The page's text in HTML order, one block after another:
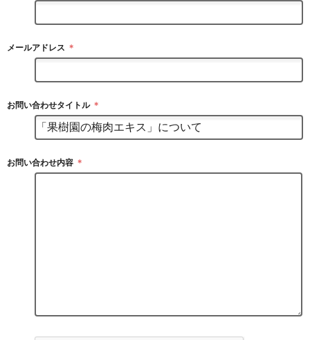
メールアドレス ＊
お問い合わせタイトル ＊
お問い合わせ内容 ＊